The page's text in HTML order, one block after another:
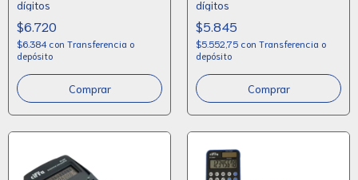
dígitos
$6.720
$6.384 con Transferencia o
depósito
dígitos
$5.845
$5.552,75 con Transferencia o
depósito